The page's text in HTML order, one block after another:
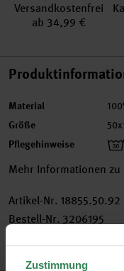
Zustimmung
Versand­kosten­frei
ab 34,99 €
Material
Größe
Pflegehinweise
Mehr Informationen zu
Artikel-Nr. 18855.50.92
Bestell-Nr. 3206195